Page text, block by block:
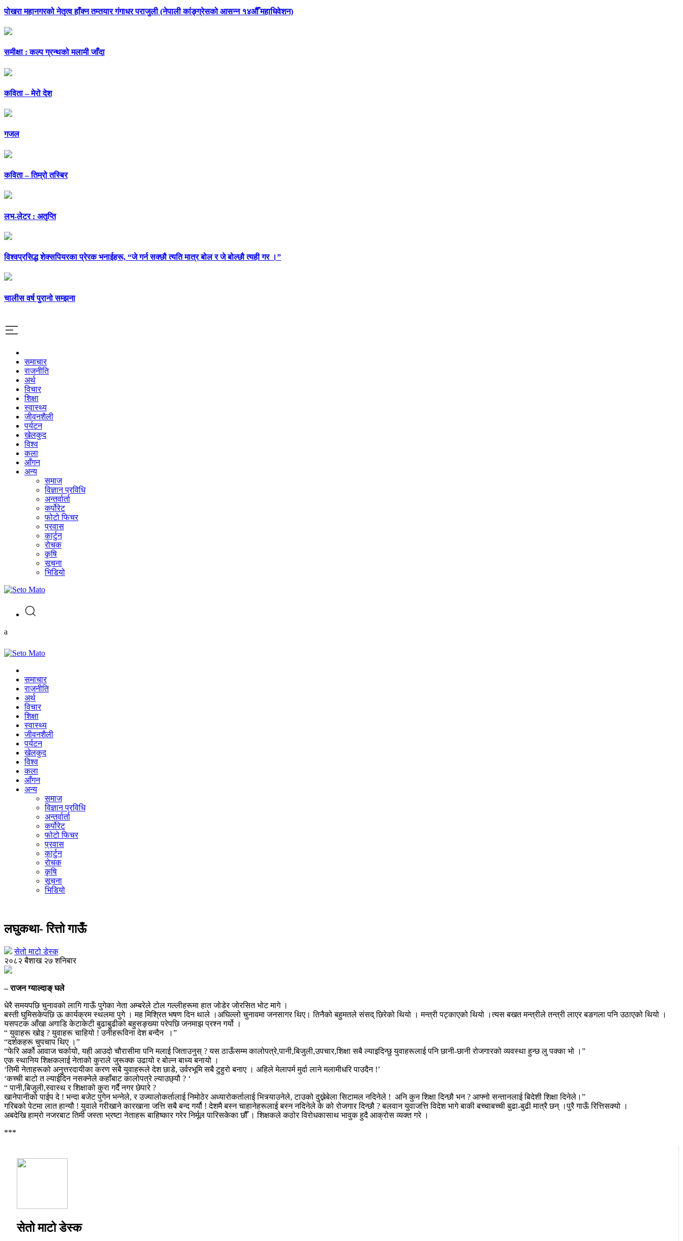
पोखरा महानगरको नेतृत्व हाँक्न तम्तयार गंगाधर पराजुली (नेपाली कांङ्ग्रेसको आसन्न १४औँ महाधिवेशन)
समीक्षा : कल्प ग्रन्थको मलामी जाँदा
कविता – मेरो देश
गजल
कविता – तिम्रो तस्बिर
लभ-लेटर : अतृप्ति
विश्वप्रसिद्ध शेक्सपियरका प्रेरक भनाईहरू, “जे गर्न सक्छौ त्यति मात्र बोल र जे बोल्छौ त्यही गर ।”
चालीस वर्ष पुरानो सम्झना
समाचार
राजनीति
अर्थ
विचार
शिक्षा
स्वास्थ्य
जीवनशैली
पर्यटन
खेलकुद
विश्व
कला
आँगन
अन्य
समाज
विज्ञान प्रविधि
अन्तर्वार्ता
कर्पोरेट
फोटो फिचर
प्रवास
कार्टुन
रोचक
कृषि
सूचना
भिडियो
a
समाचार
राजनीति
अर्थ
विचार
शिक्षा
स्वास्थ्य
जीवनशैली
पर्यटन
खेलकुद
विश्व
कला
आँगन
अन्य
समाज
विज्ञान प्रविधि
अन्तर्वार्ता
कर्पोरेट
फोटो फिचर
प्रवास
कार्टुन
रोचक
कृषि
सूचना
भिडियो
लघुकथा- रित्तो गाऊँ
सेतो माटो डेस्क
२०८२ बैशाख २७ शनिबार
– राजन ग्याल्दाङ् घले
धेरै समयपछि चुनावको लागि गाऊँ पुगेका नेता अम्बरेले टोल गल्लीहरूमा हात जोडेर जोरसित भोट मागे ।
बस्ती घुमिसकेपछि ऊ कार्यक्रम स्थलमा पुगे । मह मिश्रित भषण दिन थाले ।अघिल्लो चुनावमा जनसागर थिए। तिनैको बहुमतले संसद् छिरेको थियो । मन्त्री पट्काएको थियो ।त्यस बखत मन्त्रीले तन्त्री लाएर बङगला पनि उठाएको थियो ।
यसपटक आँखा अगाडि केटाकेटी बुढाबुढीको बहुसङ्ख्या परेपछि जनमाझ प्रश्न गर्यो ।
“ युवाहरू खोइ ? युवाहरू चाहियो ! उनीहरूविना देश बन्दैन ।”
“दर्शकहरू चुपचाप थिए ।”
“फेरि अर्को आवाज चर्कायो, यही आउदो चौरासीमा पनि मलाई जिताउनुस् ? यस ठाऊँसम्म कालोपत्रे,पानी,बिजुली,उपचार,शिक्षा सबै ल्याइदिन्छु युवाहरूलाई पनि छानी-छानी रोजगारको व्यवस्था हुन्छ लु पक्का भो ।”
एक स्थानिय शिक्षकलाई नेताको कुराले जुरूक्क उढायो र बोल्न बाध्य बनायो ।
‘तिमी नेताहरूको अनुत्तरदायीका करण सबै युवाहरूले देश छाडे, उर्वरभूमि सबै टुहुरो बनाए । अहिले मेलापर्म मुर्दा लाने मलामीधरि पाउदैन !’
‘कच्ची बाटो त ल्याईदिन नसक्नेले कहाँबाट कालोपत्रे ल्याउछ्यौ ? ‘
“ पानी,बिजुली,स्वास्थ र शिक्षाको कुरा गर्दै नगर छेपारे ?
खानेपानीको पाईप दे ! भन्दा बजेट पुगेन भन्नेले, र उज्यालोकर्तालाई निमोठेर अध्यारोकर्तालाई भित्र्याउनेले, टाउको दुख्नेबेला सिटामल नदिनेले ! अनि कुन शिक्षा दिन्छौ भन ? आफ्नो सन्तानलाई बिदेशी शिक्षा दिनेले।”
गरिबको पेटमा लात हान्यौ ! युवाले गरीखाने कारखाना जत्ति सबै बन्द गर्यौ ! देशमै बस्न चाहानेहरूलाई बस्न नदिनेले के को रोजगार दिन्छौ ? बलवान युवाजत्ति विदेश भागे बाकी बच्चाबच्ची बुढा-बुढी मात्रै छन् ।पुरै गाऊँ रित्तिसक्यो ।
अबदेखि हाम्रो नजरबाट तिमी जस्ता भ्रष्टा नेताहरू बाहिष्कार गरेर निर्मूल पारिसकेका छौँ । शिक्षकले कठोर विरोधकासाथ भावुक हुदै आक्रोस व्यक्त गरे ।
***
सेतो माटो डेस्क